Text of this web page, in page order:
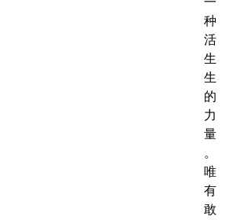
种
活
生
生
的
力
量
。
唯
有
敢